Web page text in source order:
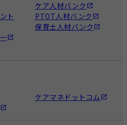
ト
ケア人材バンク
PTOT人材バンク
保育士人材バンク
ケアマネドットコム